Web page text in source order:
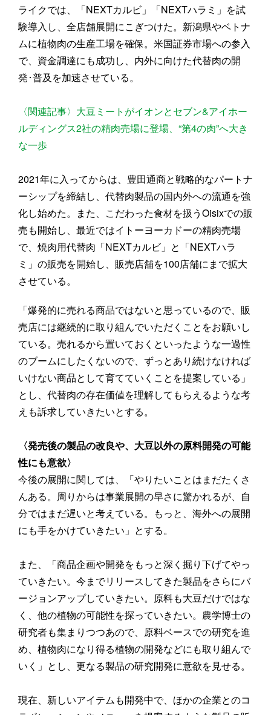
ライクでは、「NEXTカルビ」「NEXTハラミ」を試
験導入し、全店舗展開にこぎつけた。新潟県やベトナ
ムに植物肉の生産工場を確保。米国証券市場への参入
で、資金調達にも成功し、内外に向けた代替肉の開
発･普及を加速させている。
〈関連記事〉大豆ミートがイオンとセブン&アイホー
ルディングス2社の精肉売場に登場、“第4の肉”へ大き
な一歩
2021年に入ってからは、豊田通商と戦略的なパートナ
ーシップを締結し、代替肉製品の国内外への流通を強
化し始めた。また、こだわった食材を扱うOisixでの販
売も開始し、最近ではイトーヨーカドーの精肉売場
で、焼肉用代替肉「NEXTカルビ」と「NEXTハラ
ミ」の販売を開始し、販売店舗を100店舗にまで拡大
させている。
「爆発的に売れる商品ではないと思っているので、販
売店には継続的に取り組んでいただくことをお願いし
ている。売れるから置いておくといったような一過性
のブームにしたくないので、ずっとあり続けなければ
いけない商品として育てていくことを提案している」
とし、代替肉の存在価値を理解してもらえるような考
えも訴求していきたいとする。
〈発売後の製品の改良や、大豆以外の原料開発の可能
性にも意欲〉
今後の展開に関しては、「やりたいことはまだたくさ
んある。周りからは事業展開の早さに驚かれるが、自
分ではまだ遅いと考えている。もっと、海外への展開
にも手をかけていきたい」とする。
また、「商品企画や開発をもっと深く掘り下げてやっ
ていきたい。今までリリースしてきた製品をさらにバ
ージョンアップしていきたい。原料も大豆だけではな
く、他の植物の可能性を探っていきたい。農学博士の
研究者も集まりつつあので、原料ベースでの研究を進
め、植物肉になり得る植物の開発などにも取り組んで
いく」とし、更なる製品の研究開発に意欲を見せる。
現在、新しいアイテムも開発中で、ほかの企業とのコ